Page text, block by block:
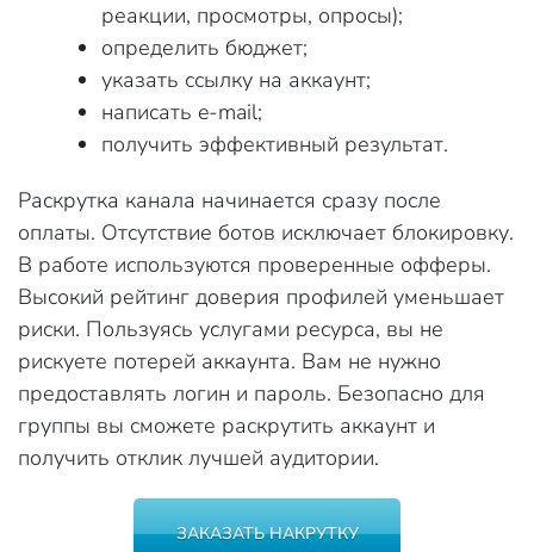
реакции, просмотры, опросы);
определить бюджет;
указать ссылку на аккаунт;
написать e-mail;
получить эффективный результат.
Раскрутка канала начинается сразу после
оплаты. Отсутствие ботов исключает блокировку.
В работе используются проверенные офферы.
Высокий рейтинг доверия профилей уменьшает
риски. Пользуясь услугами ресурса, вы не
рискуете потерей аккаунта. Вам не нужно
предоставлять логин и пароль. Безопасно для
группы вы сможете раскрутить аккаунт и
получить отклик лучшей аудитории.
ЗАКАЗАТЬ НАКРУТКУ